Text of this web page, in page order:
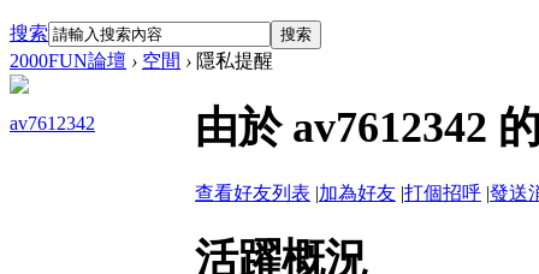
搜索 搜索
2000FUN論壇 › 空間 › 隱私提醒
av7612342 由於 av7612342
查看好友列表 |加為好友 |打個招呼 |發送
活躍概況